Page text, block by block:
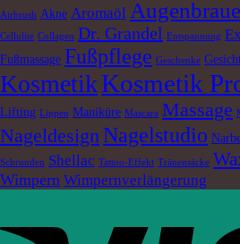
Airbrush Akne Aromaöl
Cellulite Collagen Dr. Grandel Entspannung
Fußmassage Fußpflege Geschenke
KosmetikKosmetik
Lifting Lippen Maniküre Mascara Massage
NageldesignNagelstudio
Schrunden Shellac Tattoo-Effekt Tränensäcke
Wimpern Wimpernverlängerung